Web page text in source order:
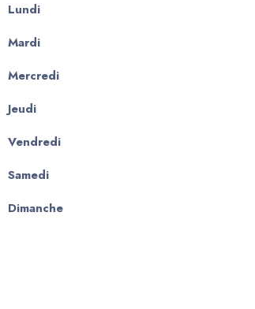
Lundi
Mardi
Mercredi
Jeudi
Vendredi
Samedi
Dimanche